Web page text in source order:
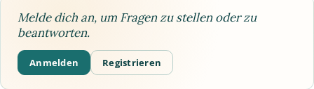
Melde dich an, um Fragen zu stellen oder zu
beantworten.
Anmelden Registrieren